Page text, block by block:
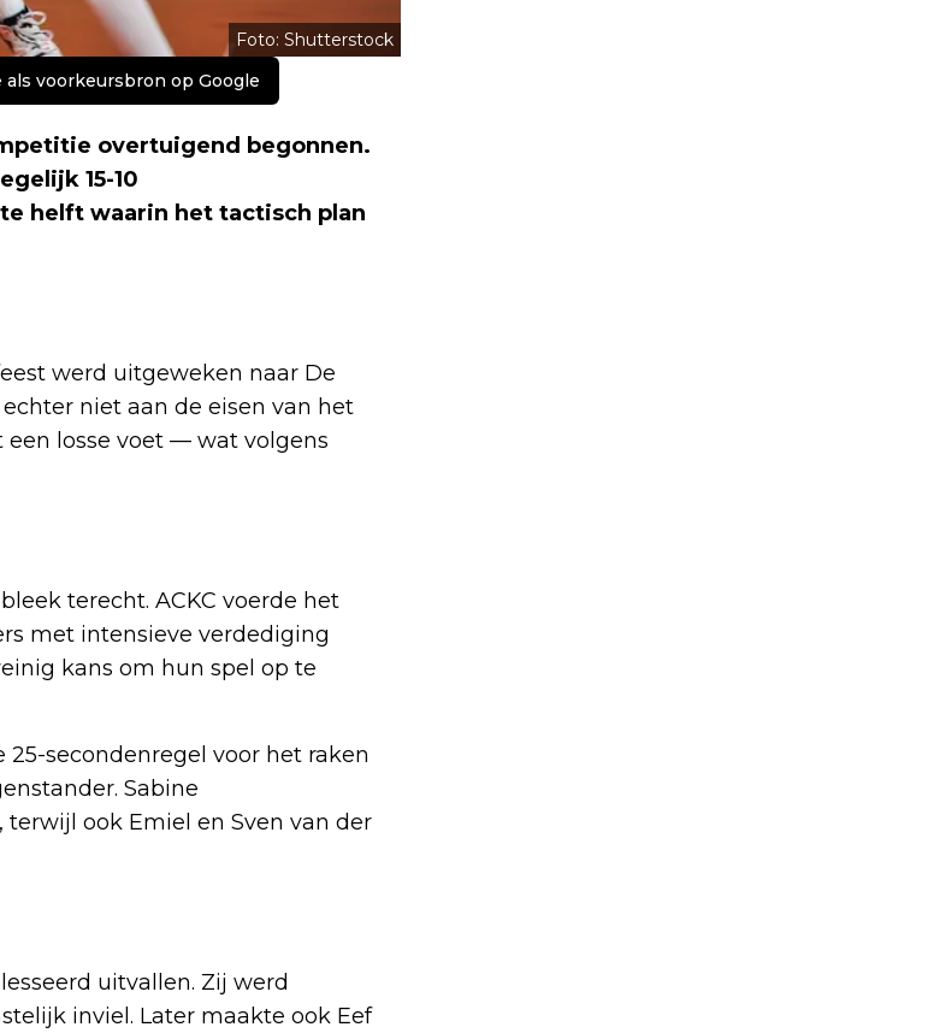
Foto: Shutterstock
als voorkeursbron op Google
overtuigend begonnen.
15-10
helft waarin het tactisch plan
werd uitgeweken naar De
niet aan de eisen van het
een losse voet — wat volgens
terecht. ACKC voerde het
met intensieve verdediging
kans om hun spel op te
secondenregel voor het raken
Sabine
ook Emiel en Sven van der
uitvallen. Zij werd
inviel. Later maakte ook Eef